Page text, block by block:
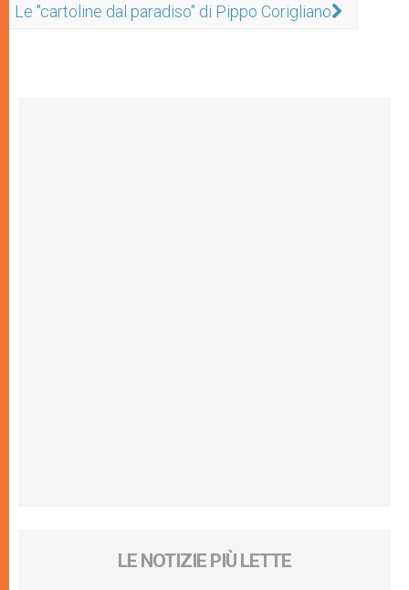
Le "cartoline dal paradiso" di Pippo Corigliano
LE NOTIZIE PIÙ LETTE